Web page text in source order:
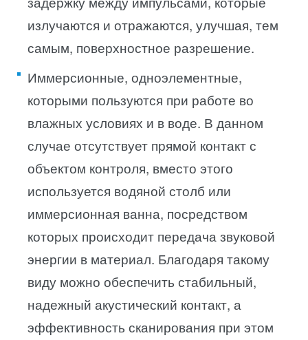
излучаются и отражаются, улучшая, тем
самым, поверхностное разрешение.
Иммерсионные, одноэлементные,
которыми пользуются при работе во
влажных условиях и в воде. В данном
случае отсутствует прямой контакт с
объектом контроля, вместо этого
используется водяной столб или
иммерсионная ванна, посредством
которых происходит передача звуковой
энергии в материал. Благодаря такому
виду можно обеспечить стабильный,
надежный акустический контакт, а
эффективность сканирования при этом